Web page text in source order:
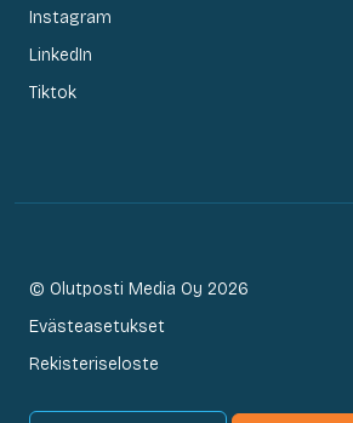
Instagram
LinkedIn
Tiktok
© Olutposti Media Oy 2026
Evästeasetukset
Rekisteriseloste